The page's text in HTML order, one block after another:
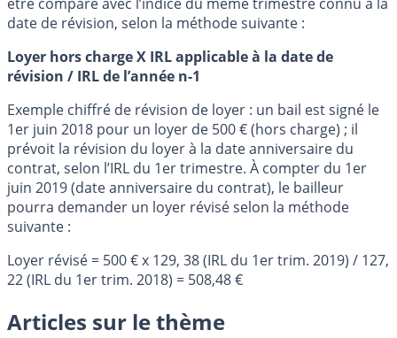
être comparé avec l’indice du même trimestre connu à la
date de révision, selon la méthode suivante :
Loyer hors charge X IRL applicable à la date de
révision / IRL de l’année n-1
Exemple chiffré de révision de loyer : un bail est signé le
1er juin 2018 pour un loyer de 500 € (hors charge) ; il
prévoit la révision du loyer à la date anniversaire du
contrat, selon l’IRL du 1er trimestre. À compter du 1er
juin 2019 (date anniversaire du contrat), le bailleur
pourra demander un loyer révisé selon la méthode
suivante :
Loyer révisé = 500 € x 129, 38 (IRL du 1er trim. 2019) / 127,
22 (IRL du 1er trim. 2018) = 508,48 €
Articles sur le thème